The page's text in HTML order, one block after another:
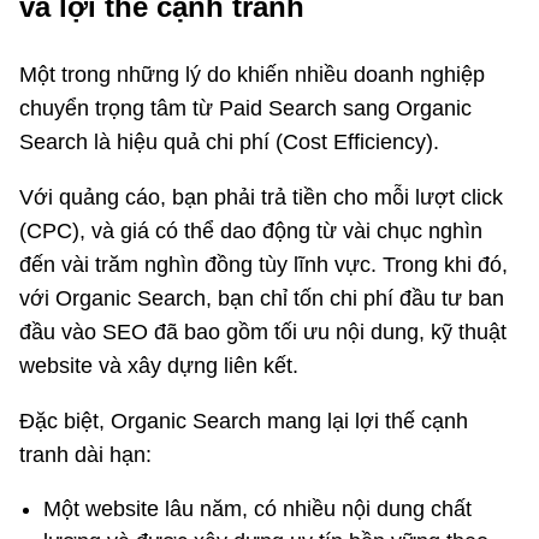
và lợi thế cạnh tranh
Một trong những lý do khiến nhiều doanh nghiệp
chuyển trọng tâm từ Paid Search sang Organic
Search là hiệu quả chi phí (Cost Efficiency).
Với quảng cáo, bạn phải trả tiền cho mỗi lượt click
(CPC), và giá có thể dao động từ vài chục nghìn
đến vài trăm nghìn đồng tùy lĩnh vực. Trong khi đó,
với Organic Search, bạn chỉ tốn chi phí đầu tư ban
đầu vào SEO đã bao gồm tối ưu nội dung, kỹ thuật
website và xây dựng liên kết.
Đặc biệt, Organic Search mang lại lợi thế cạnh
tranh dài hạn:
Một website lâu năm, có nhiều nội dung chất